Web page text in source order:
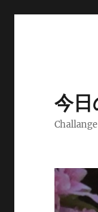
今日